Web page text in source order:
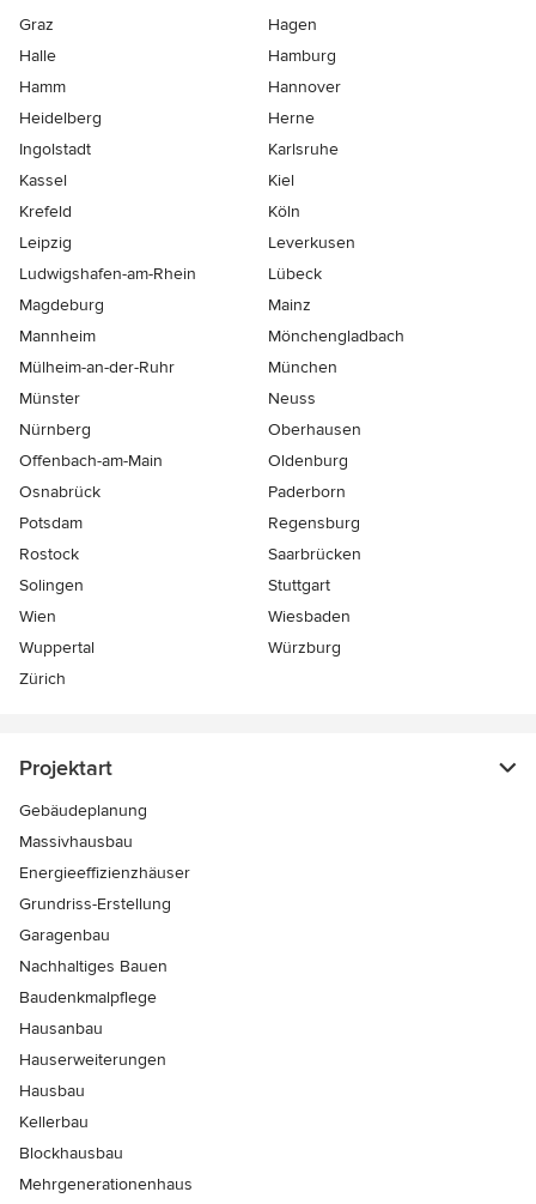
Graz
Hagen
Halle
Hamburg
Hamm
Hannover
Heidelberg
Herne
Ingolstadt
Karlsruhe
Kassel
Kiel
Krefeld
Köln
Leipzig
Leverkusen
Ludwigshafen-am-Rhein
Lübeck
Magdeburg
Mainz
Mannheim
Mönchen­gladbach
Mülheim-an-der-Ruhr
München
Münster
Neuss
Nürnberg
Oberhausen
Offenbach-am-Main
Oldenburg
Osnabrück
Paderborn
Potsdam
Regensburg
Rostock
Saarbrücken
Solingen
Stuttgart
Wien
Wiesbaden
Wuppertal
Würzburg
Zürich
Projektart
Gebäudeplanung
Massivhausbau
Energieeffizienzhäuser
Grundriss-Erstellung
Garagenbau
Nachhaltiges Bauen
Baudenkmalpflege
Hausanbau
Hauserweiterungen
Hausbau
Kellerbau
Blockhausbau
Mehrgenerationenhaus